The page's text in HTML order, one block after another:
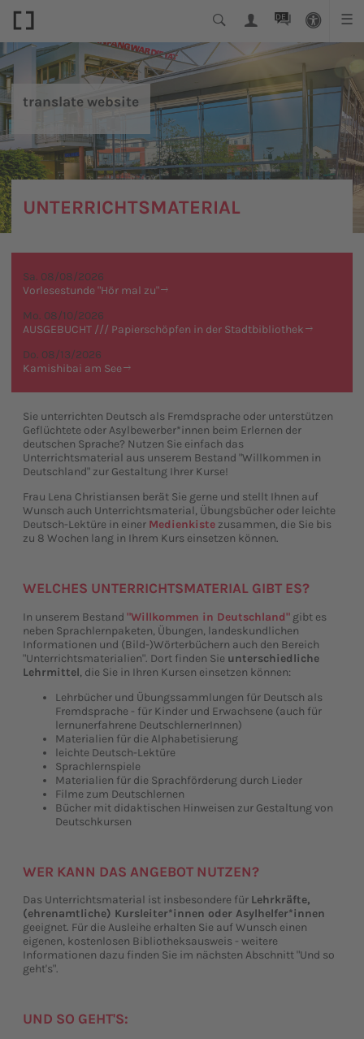
☰
DE
translate website
UNTERRICHTSMATERIAL
Sa. 08/08/2026
Vorlesestunde "Hör mal zu"
Mo. 08/10/2026
AUSGEBUCHT /// Papierschöpfen in der Stadtbibliothek
Do. 08/13/2026
Kamishibai am See
Sie unterrichten Deutsch als Fremdsprache oder unterstützen
Geflüchtete oder Asylbewerber*innen beim Erlernen der
deutschen Sprache? Nutzen Sie einfach das
Unterrichtsmaterial aus unserem Bestand "Willkommen in
Deutschland" zur Gestaltung Ihrer Kurse!
Frau Lena Christiansen berät Sie gerne und stellt Ihnen auf
Wunsch auch Unterrichtsmaterial, Übungsbücher oder leichte
Deutsch-Lektüre in einer Medienkiste zusammen, die Sie bis
zu 8 Wochen lang in Ihrem Kurs einsetzen können.
WELCHES UNTERRICHTSMATERIAL GIBT ES?
In unserem Bestand "Willkommen in Deutschland" gibt es
neben Sprachlernpaketen, Übungen, landeskundlichen
Informationen und (Bild-)Wörterbüchern auch den Bereich
"Unterrichtsmaterialien". Dort finden Sie unterschiedliche
Lehrmittel, die Sie in Ihren Kursen einsetzen können:
Lehrbücher und Übungssammlungen für Deutsch als
Fremdsprache - für Kinder und Erwachsene (auch für
lernunerfahrene DeutschlernerInnen)
Materialien für die Alphabetisierung
leichte Deutsch-Lektüre
Sprachlernspiele
Materialien für die Sprachförderung durch Lieder
Filme zum Deutschlernen
Bücher mit didaktischen Hinweisen zur Gestaltung von
Deutschkursen
WER KANN DAS ANGEBOT NUTZEN?
Das Unterrichtsmaterial ist insbesondere für Lehrkräfte,
(ehrenamtliche) Kursleiter*innen oder Asylhelfer*innen
geeignet. Für die Ausleihe erhalten Sie auf Wunsch einen
eigenen, kostenlosen Bibliotheksausweis - weitere
Informationen dazu finden Sie im nächsten Abschnitt "Und so
geht's".
UND SO GEHT'S: